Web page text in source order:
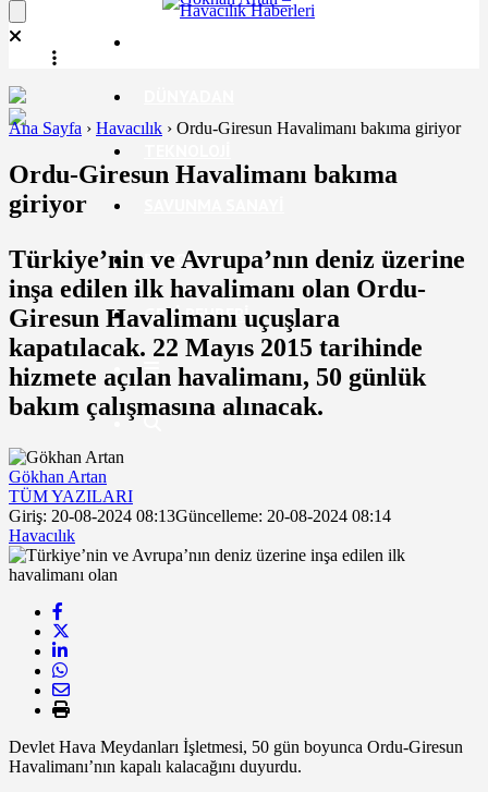
RÖPORTAJ
GEZI REHBERI
Ana Sayfa › Havacılık › Ordu-Giresun Havalimanı bakıma giriyor
Ordu-Giresun Havalimanı bakıma
giriyor
Türkiye’nin ve Avrupa’nın deniz üzerine
inşa edilen ilk havalimanı olan Ordu-
Giresun Havalimanı uçuşlara
kapatılacak. 22 Mayıs 2015 tarihinde
hizmete açılan havalimanı, 50 günlük
bakım çalışmasına alınacak.
Gökhan Artan
TÜM YAZILARI
Giriş: 20-08-2024 08:13Güncelleme: 20-08-2024 08:14
Havacılık
Devlet Hava Meydanları İşletmesi, 50 gün boyunca Ordu-Giresun
Havalimanı’nın kapalı kalacağını duyurdu.